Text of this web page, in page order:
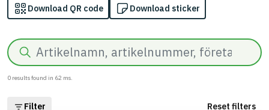
Download QR code Download sticker
Search
0 results found in 62 ms.
Filter Reset filters